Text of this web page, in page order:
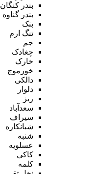
بندر کنگان
بندر گناوه
بنک
تنگ ارم
جم
چغادک
خارک
خورموج
دالکی
دلوار
ریز
سعدآباد
سیراف
شبانکاره
شنبه
عسلویه
کاکی
کلمه